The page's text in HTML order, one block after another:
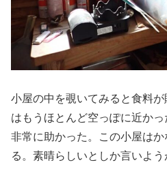
小屋の中を覗いてみると食料
はもうほとんど空っぽに近か
非常に助かった。この小屋は
る。素晴らしいとしか言いよう